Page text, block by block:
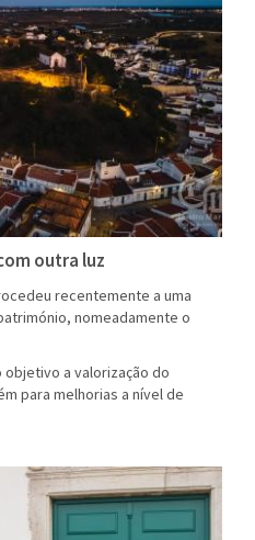
outra luz
recentemente a uma
nomeadamente o
objetivo a valorização do
para melhorias a nível de